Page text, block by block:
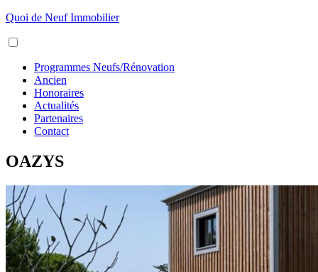
Aller
contenu
Quoi de Neuf Immobilier
Programmes Neufs/Rénovation
Ancien
Honoraires
Actualités
Partenaires
Contact
OAZYS